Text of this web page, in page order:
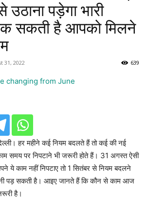
पड़ेगा भारी
सकती है आपको मिलने
31, 2022 639
हर महीने कई नियम बदलते हैं तो कई की नई
समय पर निपटाने भी जरूरी होते हैं। 31 अगस्त ऐसी
ये काम नहीं निपटाए तो 1 सितंबर से नियम बदलने
पड़ सकती है। आइए जानते हैं कि कौन से काम आज
है।